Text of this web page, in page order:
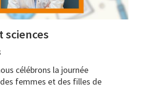
sciences
célébrons la journée
femmes et des filles de